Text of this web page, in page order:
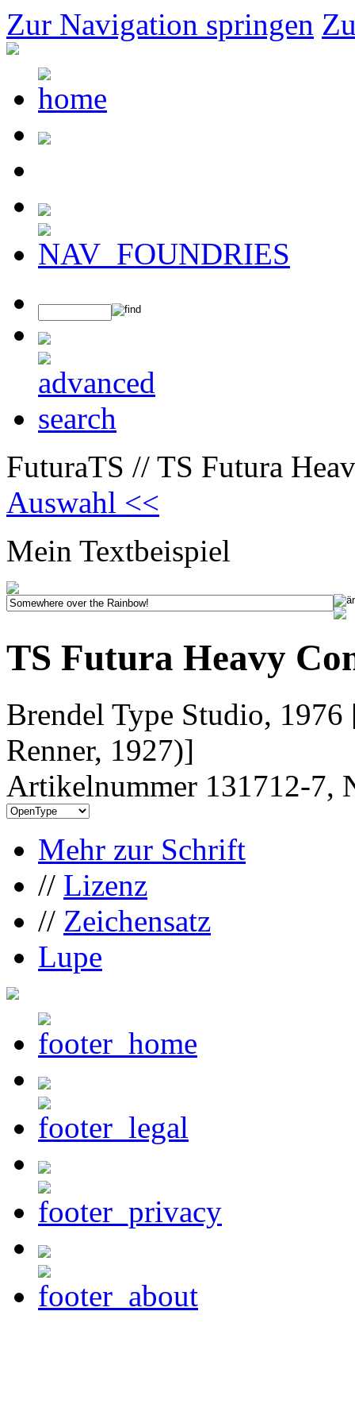
Zur Navigation springen
FuturaTS // TS Futura
Auswahl <<
Mein Textbeispiel
TS Futura Heavy
Brendel Type Studio,
Renner, 1927)]
Artikelnummer 131712-7,
Mehr zur Schrift
// Lizenz
// Zeichensatz
Lupe